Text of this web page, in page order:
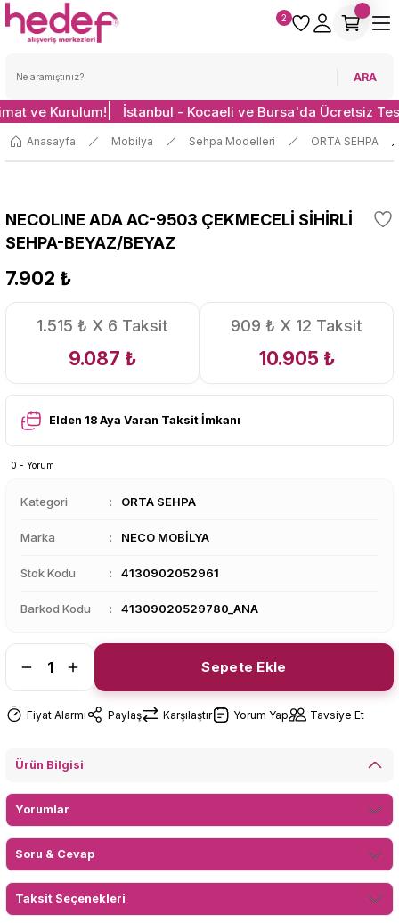
ARA
2
ve Kurulum! İstanbul - Kocaeli ve Bursa'da Ücretsiz
Anasayfa Mobilya Sehpa Modelleri ORTA SEHPA
NECOLINE ADA AC-9503 ÇEKMECELİ SİHİRLİ
SEHPA-BEYAZ/BEYAZ
7.902 ₺
1.515 ₺ X 6 Taksit
9.087 ₺
909 ₺ X 12 Taksit
10.905 ₺
Elden 18 Aya Varan Taksit İmkanı
0 - Yorum
Kategori ORTA SEHPA
Marka NECO MOBİLYA
Stok Kodu 4130902052961
Barkod Kodu 41309020529780_ANA
Sepete Ekle
Fiyat Alarmı Paylaş Karşılaştır Yorum Yap Tavsiye Et
Ürün Bilgisi
Yorumlar
Soru & Cevap
Taksit Seçenekleri